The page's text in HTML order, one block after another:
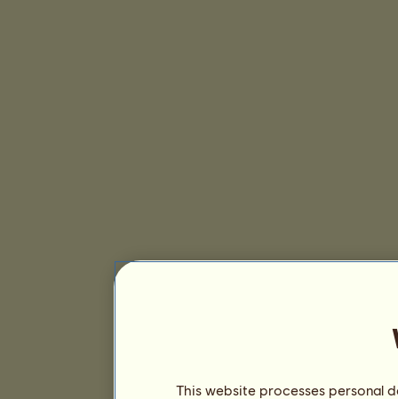
This website processes personal